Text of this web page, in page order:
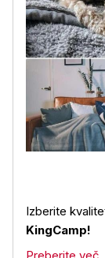
Izberite
KingCamp!